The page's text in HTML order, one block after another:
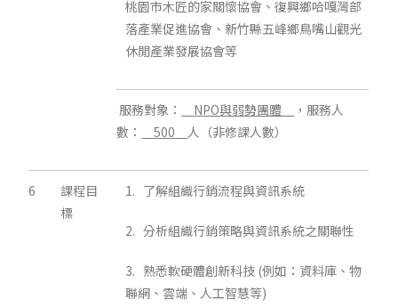
桃園市木匠的家關懷協會、復興鄉哈嘎灣部
落產業促進協會、新竹縣五峰鄉鳥嘴山觀光
休閒產業發展協會等
服務對象： NPO與弱勢團體
，服務人
數：
500 人（非修課人數）
6
課程目
標
1. 了解組織行銷流程與資訊系統
2. 分析組織行銷策略與資訊系統之關聯性
3. 熟悉軟硬體創新科技 (例如：資料庫、物
聯網、雲端、人工智慧等)